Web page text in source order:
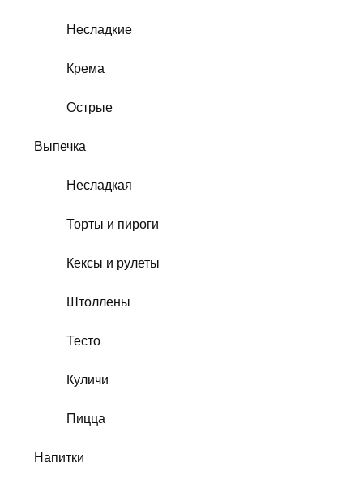
Несладкие
Крема
Острые
Выпечка
Несладкая
Торты и пироги
Кексы и рулеты
Штоллены
Тесто
Куличи
Пицца
Напитки